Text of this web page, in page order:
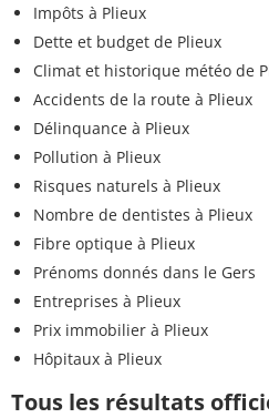
Impôts à Plieux
Dette et budget de Plieux
Climat et historique météo de
Accidents de la route à Plieux
Délinquance à Plieux
Pollution à Plieux
Risques naturels à Plieux
Nombre de dentistes à Plieux
Fibre optique à Plieux
Prénoms donnés dans le Gers
Entreprises à Plieux
Prix immobilier à Plieux
Hôpitaux à Plieux
Tous les résultats